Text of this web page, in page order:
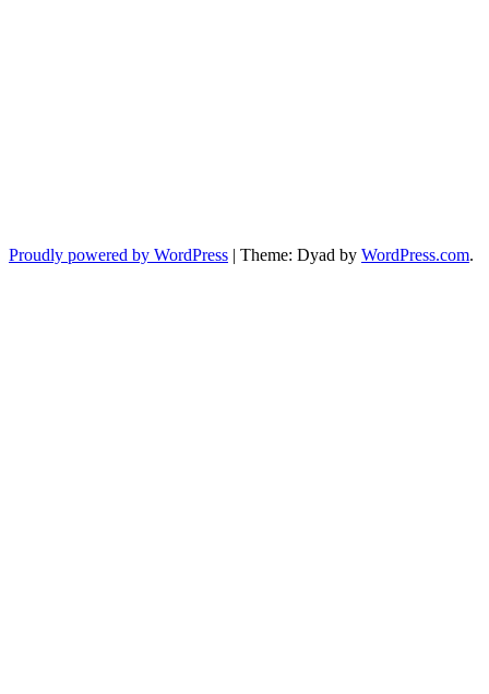
Proudly powered by WordPress | Theme: Dyad by WordPress.com.